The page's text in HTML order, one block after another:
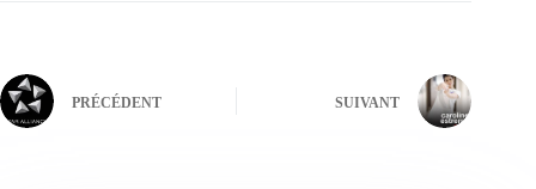
PRÉCÉDENT SUIVANT